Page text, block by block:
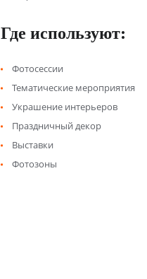
Где используют:
Фотосессии
Тематические мероприятия
Украшение интерьеров
Праздничный декор
Выставки
Фотозоны